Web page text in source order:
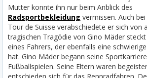
Mutter konnte ihn nur beim Anblick des
Radsportbekleidung vermissen. Auch
Tour de Suisse verabschiedete er sich von
tragischen Tragödie von Gino Mäder
eines Fahrers, der ebenfalls eine
hat. Gino Mäder begann seine
Fußballspielen. Seine Eltern waren